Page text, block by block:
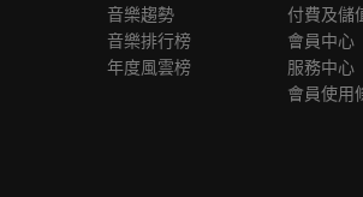
音樂趨勢
音樂排行榜
年度風雲榜
付費及儲
會員中心
服務中心
會員使用